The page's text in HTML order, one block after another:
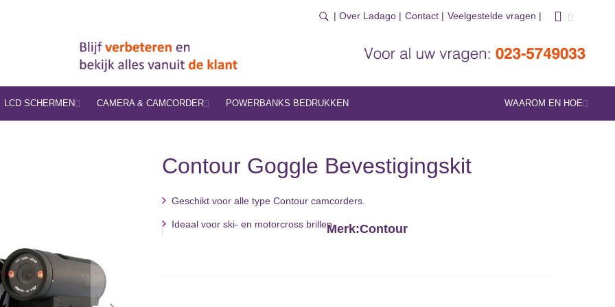
| Over Ladago | Contact | Veelgestelde vragen |
LCD SCHERMEN CAMERA & CAMCORDER POWERBANKS BEDRUKKEN WAAROM EN HOE
Contour Goggle Bevestigingskit
Geschikt voor alle type Contour camcorders.
Ideaal voor ski- en motorcross brillen.Merk:Contour